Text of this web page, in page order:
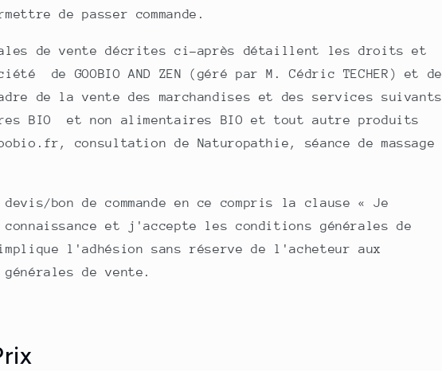
de passer commande.
de vente décrites ci-après détaillent les droits et
de GOOBIO AND ZEN (géré par M. Cédric TECHER) et de
de la vente des marchandises et des services suivants
BIO et non alimentaires BIO et tout autre produits
consultation de Naturopathie, séance de massage
bon de commande en ce compris la clause « Je
et j'accepte les conditions générales de
l'adhésion sans réserve de l'acheteur aux
de vente.